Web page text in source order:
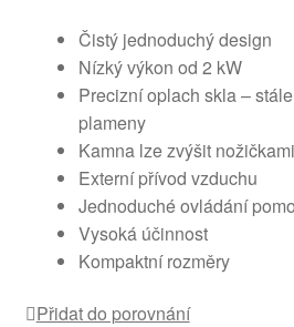
Čistý jednoduchý design
Nízký výkon od 2 kW
Precizní oplach skla –
plameny
Kamna lze zvýšit
Externí přívod vzduchu
Jednoduché ovládání
Vysoká účinnost
Kompaktní rozměry
Přidat do porovnání